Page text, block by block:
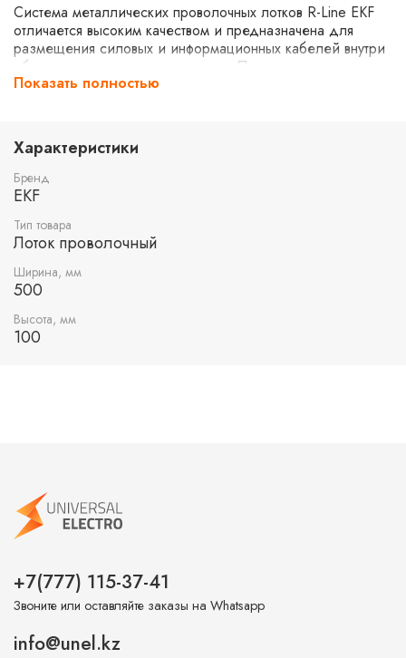
Система металлических проволочных лотков R-Line EKF
отличается высоким качеством и предназначена для
размещения силовых и информационных кабелей внутри
объектов различного назначения. Проволочные лотки
значительно проще монтируются, т.к. для построения
Любые повороты и ответвления изготавливаются
непосредственно на месте монтажа. Широкий ряд
типоразмеров лотков позволяет разработать кабельную
трассу любой сложности. Испытания проволочных лотков
сохранность всех характеристик в условиях пожара.
Облегченная конструкция проволочного лотка делает его
легким в транспортировке и хранении.
Показать полностью
Характеристики
Бренд
EKF
Тип товара
Лоток проволочный
Ширина, мм
500
Высота, мм
100
+7(777) 115-37-41
Звоните или оставляйте заказы на Whatsapp
info@unel.kz